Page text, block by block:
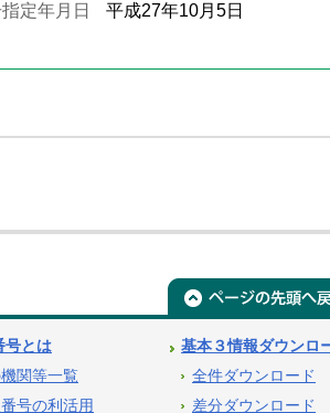
定年月日 平成27年10月5日
号とは
機関等一覧
号の利活用
基本３情報ダウンロ
全件ダウンロード
差分ダウンロード